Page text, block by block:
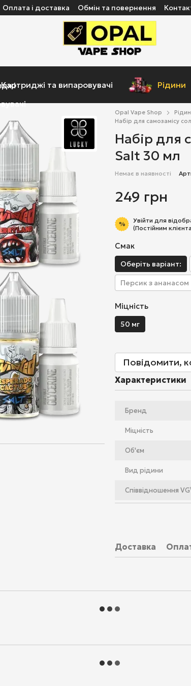
Оплата і доставка Обмін та повернення
Картриджі та випаровувачі Рідини
Opal Vape Shop
Набір для самозамісу
Набір для
Salt 30 мл
Немає в наявності
249 грн
% Увійти для
(Постійним
Смак
Оберіть варіант:
Персик з ананасом
Міцність
50 мг
Повідомити,
Характеристики
Бренд
Міцність
Об'єм
Вид рідини
Співвідношення
Доставка